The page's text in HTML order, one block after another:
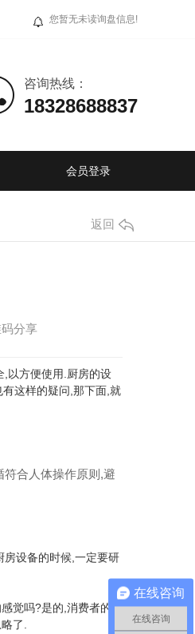
您暂无未读询盘信息!
咨询热线：
18328688837
会员登录
返回
分享
,以方便使用.厨房的设
这样的疑问,那下面,就
合人体操作原则,避
房设备的时候,一定要研
觉吗?是的,消费者的生
了.
在线咨询
在线咨询